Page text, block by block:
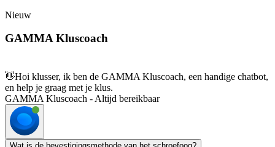
Nieuw
GAMMA Kluscoach
👋Hoi klusser, ik ben de GAMMA Kluscoach, een handige chatbot,
en help je graag met je klus.
GAMMA Kluscoach - Altijd bereikbaar